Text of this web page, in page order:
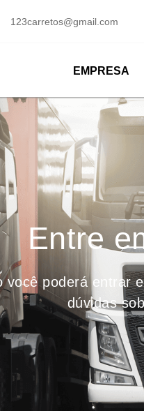
123carretos@gmail.com
EMPRESA
Entre
você poderá entrar
dúvidas